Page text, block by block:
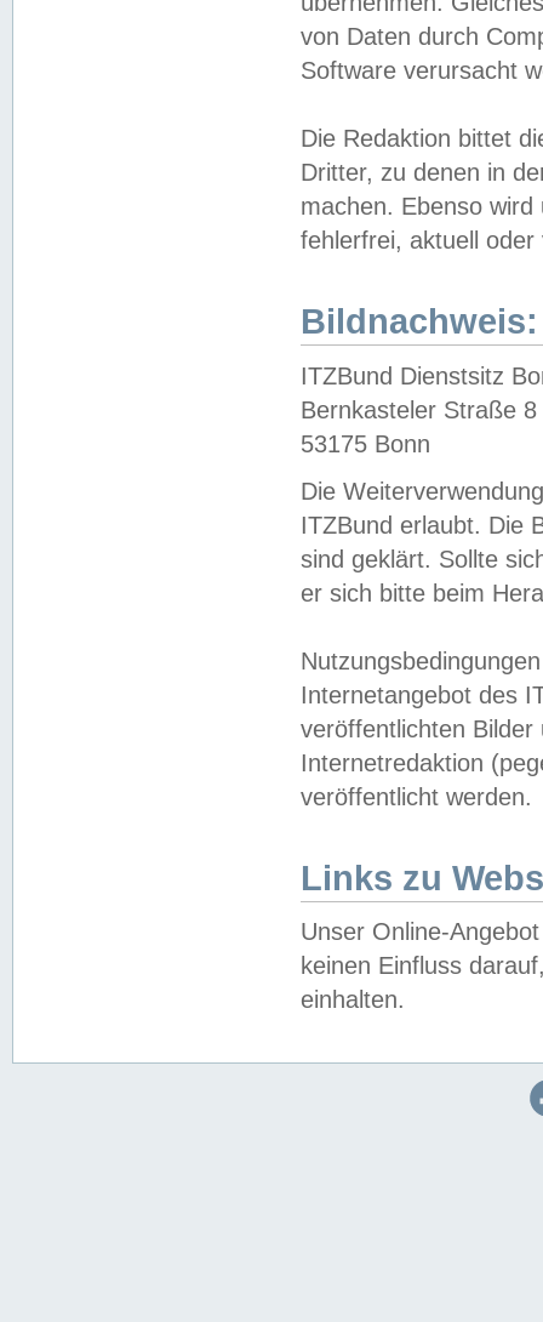
von Daten durch
Software verursacht
Die Redaktion bittet
Dritter, zu denen in
machen. Ebenso
fehlerfrei, aktuell oder
Bildnachweis:
ITZBund Dienstsitz
Bernkasteler Straße 8
53175 Bonn
Die
ITZBund erlaubt. Die
sind geklärt. Sollte
er sich bitte beim
Internetangebot des
veröffentlichten
Internetredaktion
veröffentlicht werden.
Links zu
Unser Online-
keinen Einfluss
einhalten.